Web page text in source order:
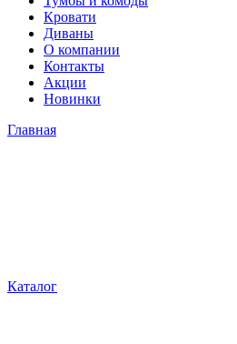
Кровати
Диваны
О компании
Контакты
Акции
Новинки
Главная
Каталог